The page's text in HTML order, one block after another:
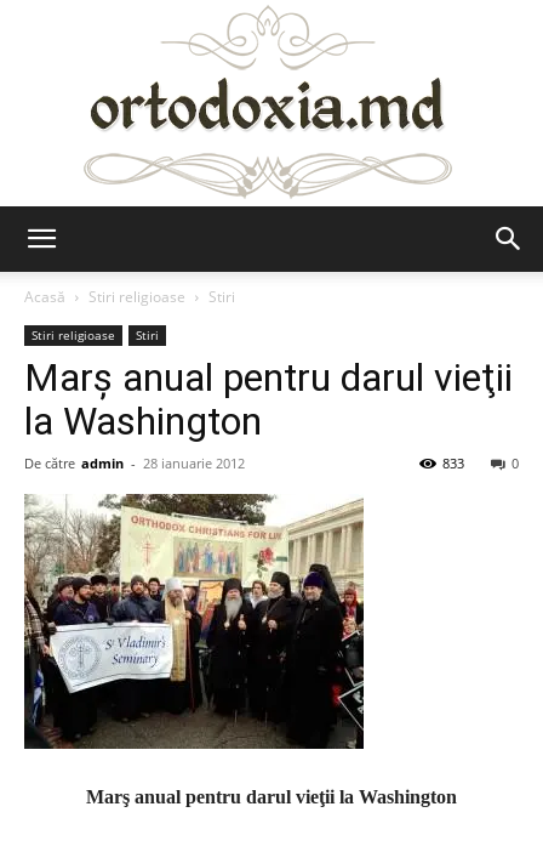
Acasă
Stiri religioase Stiri
Stiri religioase Stiri
Marş anual pentru darul vieţii
la Washington
De către admin - 28 ianuarie 2012 0
833
Marş anual pentru darul vieţii la Washington